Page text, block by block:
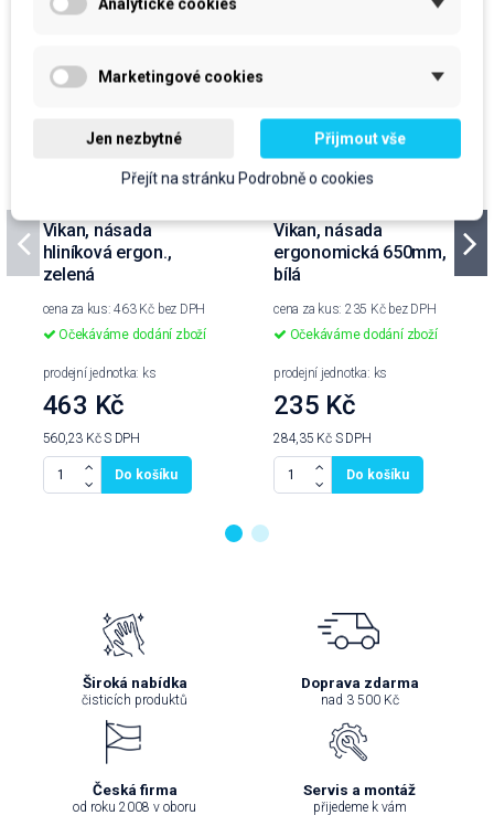
Vikan, násada
hliníková ergon.,
zelená
cena za kus: 463 Kč bez DPH
Očekáváme dodání zboží
prodejní jednotka: ks
463 Kč
560,23 KčS DPH
Do košíku
Vikan, násada
ergonomická 650mm,
bílá
cena za kus: 235 Kč bez DPH
Očekáváme dodání zboží
prodejní jednotka: ks
235 Kč
284,35 Kč S DPH
Do košíku
Široká nabídka
čisticích produktů
Doprava zdarma
nad 3 500 Kč
Česká firma
od roku 2008 v oboru
Servis a montáž
přijedeme k vám
Analytické cookies
Marketingové cookies
Jen nezbytné Přijmout vše
Přejít na stránku Podrobně o cookies